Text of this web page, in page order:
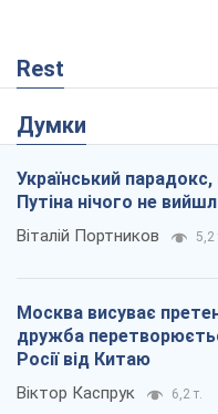
Rest
Думки
Український
Путіна нічого не
Віталій Портников 5,2
Москва висуває
дружба
Росії від Китаю
Віктор Каспрук 6,2 т.